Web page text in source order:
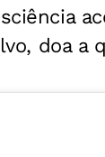
doa a